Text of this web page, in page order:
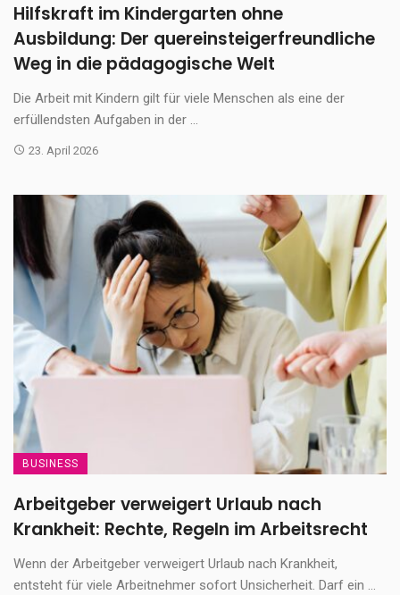
Hilfskraft im Kindergarten ohne
Ausbildung: Der quereinsteigerfreundliche
Weg in die pädagogische Welt
Die Arbeit mit Kindern gilt für viele Menschen als eine der
erfüllendsten Aufgaben in der ...
23. April 2026
BUSINESS
Arbeitgeber verweigert Urlaub nach
Krankheit: Rechte, Regeln im Arbeitsrecht
Wenn der Arbeitgeber verweigert Urlaub nach Krankheit,
entsteht für viele Arbeitnehmer sofort Unsicherheit. Darf ein ...